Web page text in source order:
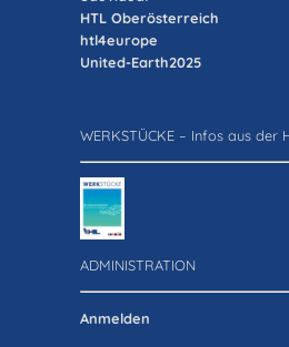
HTL Oberösterreich
htl4europe
United-Earth2025
WERKSTÜCKE – Infos aus der
ADMINISTRATION
Anmelden